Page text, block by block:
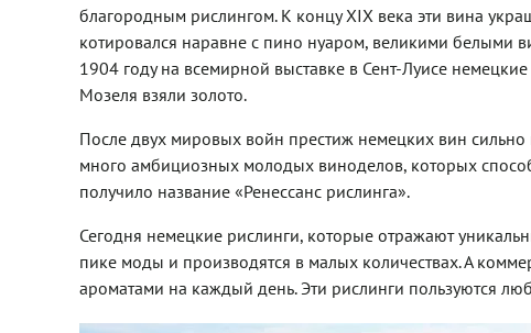
благородным рислингом. К концу ХIХ века эти вина
котировался наравне с пино нуаром, великими
1904 году на всемирной выставке в Сент-Луисе
Мозеля взяли золото.
После двух мировых войн престиж немецких вин
много амбициозных молодых виноделов, которых
получило название «Ренессанс рислинга».
Сегодня немецкие рислинги, которые отражают
пике моды и производятся в малых количествах. А
ароматами на каждый день. Эти рислинги пользуются